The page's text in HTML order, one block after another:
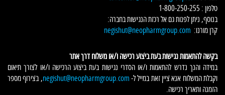
טלפון : 1-800-250-255
בנוסף, ניתן לפנות גם אל רכזת הנגישות בחברה:
קרן מורנו: negishut@neopharmgroup.com
בקשה להתאמות נגישות בעת ביצוע רכישה ו/או משלוח דרך אתר
במידה והנך נדרש להתאמות ו/או הסדרי נגישות בעת ביצוע הרכישה ו/או לצורך תיאום
וקבלת המשלוח אנא ציין זאת במייל ל- negishut@neopharmgroup.com, בצירוף מספר
הזמנה ותאריך רכישה.